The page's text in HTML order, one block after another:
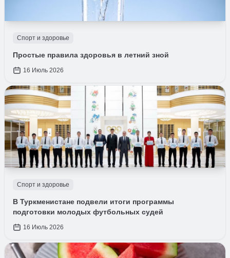
Спорт и здоровье
Простые правила здоровья в летний зной
16 Июль 2026
Спорт и здоровье
В Туркменистане подвели итоги программы
подготовки молодых футбольных судей
16 Июль 2026